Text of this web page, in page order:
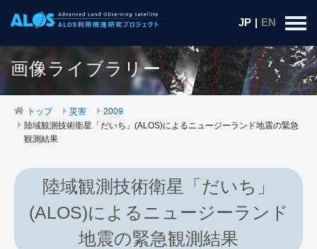
JP | EN
画像ライブラリー
トップ 災害
2009
陸域観測技術衛星「だいち」(ALOS)によるニュージーランド地震の緊急
観測結果
陸域観測技術衛星「だいち」
(ALOS)によるニュージーランド
地震の緊急観測結果